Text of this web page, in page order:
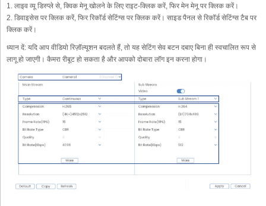
1. लाइव व्यू डिस्प्ले से, क्विक मेनू खोलने के लिए राइट-क्लिक करें, फिर मेन मेनू पर क्लिक करें।
2. डिवाइसेस पर क्लिक करें, फिर रिकॉर्ड सेटिंग्स पर क्लिक करें। साइड पैनल से रिकॉर्ड सेटिंग्स टैब पर
क्लिक करें।
ध्यान दें: यदि आप वीडियो रिज़ॉल्यूशन बदलते हैं, तो यह सेटिंग सेव बटन दबाए बिना ही स्वचालित रूप से
लागू हो जाएगी। कैमरा रीबूट हो सकता है और आपको दोबारा लॉग इन करना होगा।